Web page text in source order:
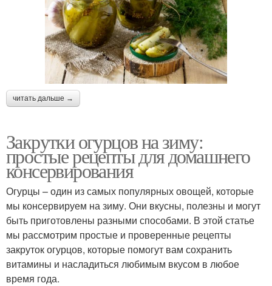
читать дальше →
Закрутки огурцов на зиму:
простые рецепты для домашнего
консервирования
Огурцы – один из самых популярных овощей, которые
мы консервируем на зиму. Они вкусны, полезны и могут
быть приготовлены разными способами. В этой статье
мы рассмотрим простые и проверенные рецепты
закруток огурцов, которые помогут вам сохранить
витамины и насладиться любимым вкусом в любое
время года.